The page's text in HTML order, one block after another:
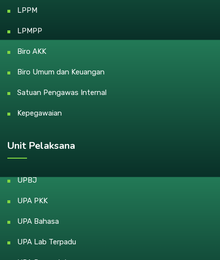
LPPM
LPMPP
Biro AKK
Biro Umum dan Keuangan
Satuan Pengawas Internal
Kepegawaian
Unit Pelaksana
UPBJ
UPA PKK
UPA Bahasa
UPA Lab Terpadu